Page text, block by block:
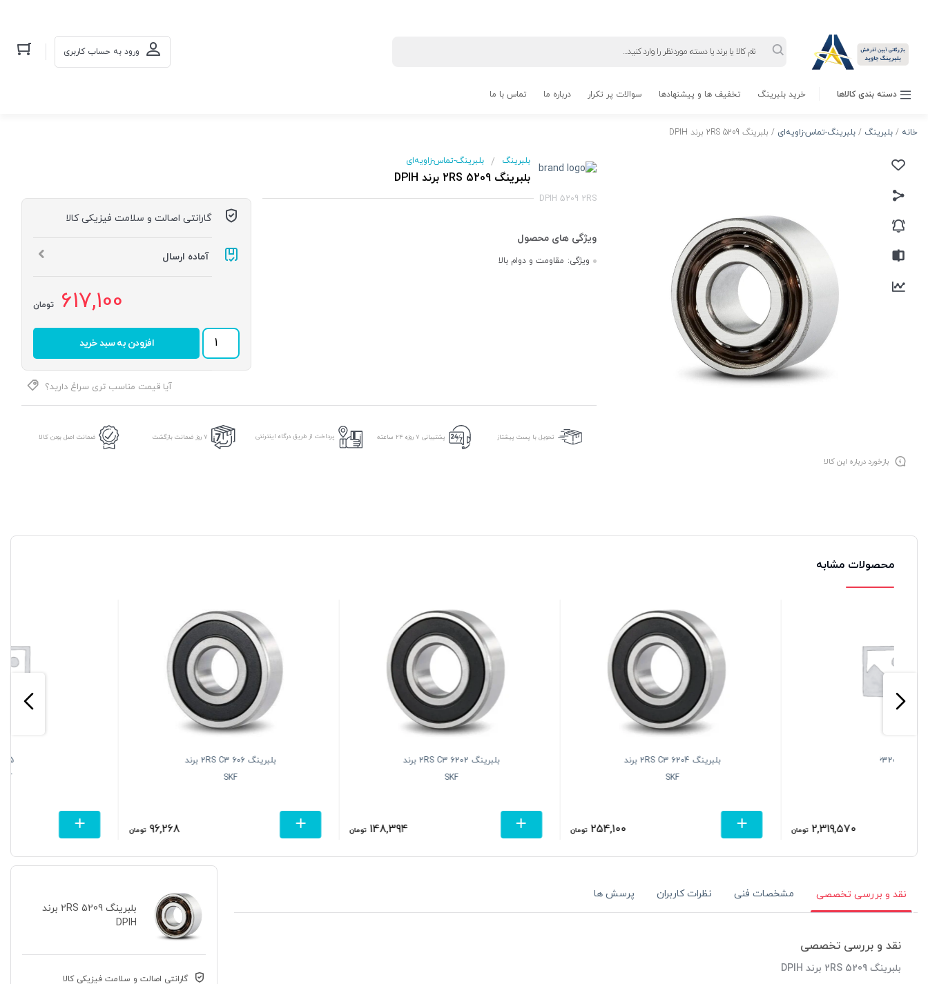
search ورود به حساب کاربری
دسته بندی کالاها خرید بلبرینگ تخفیف ها و پیشنهادها سوالات پر تکرار درباره ما تماس با ما
خانه / بلبرینگ / بلبرینگ-تماس-زاویه‌ای / بلبرینگ 5209 2RS برند DPIH
بلبرینگ / بلبرینگ-تماس-زاویه‌ای
بلبرینگ 5209 2RS برند DPIH
DPIH 5209 2RS
ویژگی: مقاومت و دوام بالا
گارانتی اصالت و سلامت فیزیکی کالا
آماده ارسال
617,100 تومان
بلبرینگ
2RS
برند
افزودن به سبد خرید
آیا قیمت مناسب تری سراغ دارید؟
تحویل با پست پیشتاز پشتیبانی ۷ روزه ۲۴ ساعته پرداخت از طریق درگاه اینترنتی 7 روز ضمانت بازگشت ضمانت اصل بودن کالا
بازخورد درباره این کالا
محصولات مشابه
148,394
259,327
907,500
بلبرینگ 5209 2RS برند
DPIH
گارانتی اصالت و سلامت فیزیکی کالا
نقد و بررسی تخصصی مشخصات فنی نظرات کاربران پرسش ها
نقد و بررسی تخصصی
بلبرینگ 5209 2RS برند DPIH